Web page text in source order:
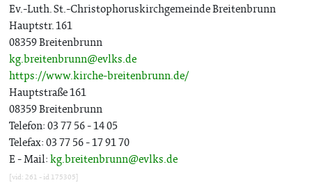
Ev.-Luth. St.-Christophoruskirchgemeinde Breitenbrunn
Hauptstr. 161
08359 Breitenbrunn
kg.breitenbrunn@evlks.de
https://www.kirche-breitenbrunn.de/
Hauptstraße 161
08359 Breitenbrunn
Telefon: 03 77 56 - 14 05
Telefax: 03 77 56 - 17 91 70
E - Mail:kg.breitenbrunn@evlks.de
[vid: 261 - id 175305]